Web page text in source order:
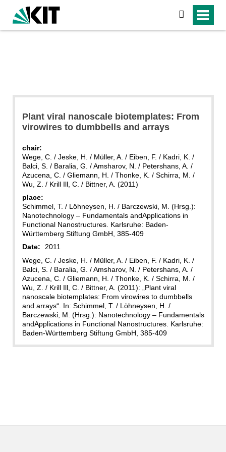
search
Plant viral nanoscale biotemplates: From
virowires to dumbbells and arrays
chair:
Wege, C. / Jeske, H. / Müller, A. / Eiben, F. / Kadri, K. /
Balci, S. / Baralia, G. / Amsharov, N. / Petershans, A. /
Azucena, C. / Gliemann, H. / Thonke, K. / Schirra, M. /
Wu, Z. / Krill Ill, C. / Bittner, A. (2011)
place:
Schimmel, T. / Löhneysen, H. / Barczewski, M. (Hrsg.):
Nanotechnology – Fundamentals andApplications in
Functional Nanostructures. Karlsruhe: Baden-
Württemberg Stiftung GmbH, 385-409
Date:
2011
Wege, C. / Jeske, H. / Müller, A. / Eiben, F. / Kadri, K. /
Balci, S. / Baralia, G. / Amsharov, N. / Petershans, A. /
Azucena, C. / Gliemann, H. / Thonke, K. / Schirra, M. /
Wu, Z. / Krill Ill, C. / Bittner, A. (2011): „Plant viral
nanoscale biotemplates: From virowires to dumbbells
and arrays“. In: Schimmel, T. / Löhneysen, H. /
Barczewski, M. (Hrsg.): Nanotechnology – Fundamentals
andApplications in Functional Nanostructures. Karlsruhe:
Baden-Württemberg Stiftung GmbH, 385-409